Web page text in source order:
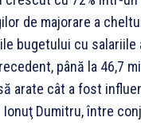
de majorare a
buge­tului cu
până la 46,7
arate cât a fost
Dumitru, între